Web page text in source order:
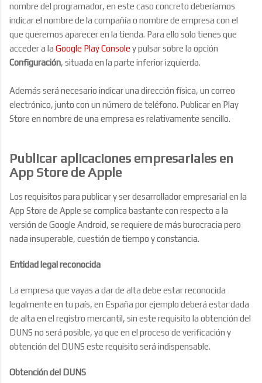
nombre del programador, en este caso concreto deberíamos
indicar el nombre de la compañía o nombre de empresa con el
que queremos aparecer en la tienda. Para ello solo tienes que
acceder a la Google Play Console y pulsar sobre la opción
Configuración, situada en la parte inferior izquierda.
Además será necesario indicar una dirección física, un correo
electrónico, junto con un número de teléfono. Publicar en Play
Store en nombre de una empresa es relativamente sencillo.
Publicar aplicaciones empresariales en
App Store de Apple
Los requisitos para publicar y ser desarrollador empresarial en la
App Store de Apple se complica bastante con respecto a la
versión de Google Android, se requiere de más burocracia pero
nada insuperable, cuestión de tiempo y constancia.
Entidad legal reconocida
La empresa que vayas a dar de alta debe estar reconocida
legalmente en tu país, en España por ejemplo deberá estar dada
de alta en el registro mercantil, sin este requisito la obtención del
DUNS no será posible, ya que en el proceso de verificación y
obtención del DUNS este requisito será indispensable.
Obtención del DUNS